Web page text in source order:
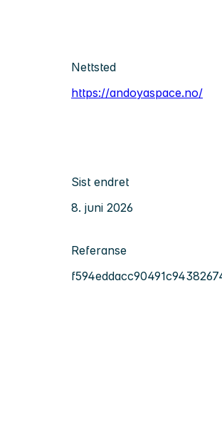
Nettsted
https://andoyaspace.no/
Sist endret
8. juni 2026
Referanse